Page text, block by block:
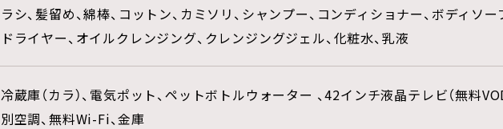
ラシ、髪留め、綿棒、コットン、カミソリ、シャンプー、コンディショナー、ボディソー
ドライヤー、オイルクレンジング、クレンジングジェル、化粧水、乳液
冷蔵庫（カラ）、電気ポット、ペットボトルウォーター 、42インチ液晶テレビ（無料
別空調、無料Wi-Fi、金庫